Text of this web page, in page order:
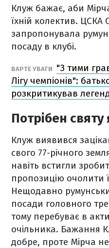
Клуж бажає, аби
їхній колектив. ЦСКА
запропонувала
посаду в клубі.
ВАРТЕ УВАГИ
"З тими
Лігу чемпіонів":
розкритикував
Потрібен святу
Клуж виявився
свого 77-річного
навіть встигли
пропозицію очолити
Нещодавно
посади головного
тому перебуває в
очільника. Бажання
добре, проте Мірча